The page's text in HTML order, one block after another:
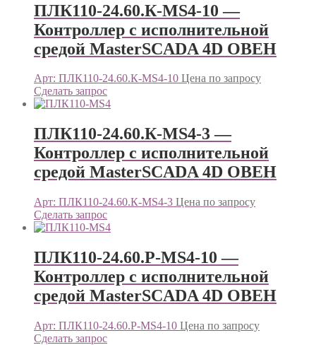
ПЛК110-24.60.К-МS4-10 —
Контроллер c исполнительной
средой MasterSCADA 4D ОВЕН
Арт: ПЛК110-24.60.К-МS4-10 Цена по запросу
Сделать запрос
ПЛК110-24.60.К-МS4-3 —
Контроллер c исполнительной
средой MasterSCADA 4D ОВЕН
Арт: ПЛК110-24.60.К-МS4-3 Цена по запросу
Сделать запрос
ПЛК110-24.60.Р-МS4-10 —
Контроллер c исполнительной
средой MasterSCADA 4D ОВЕН
Арт: ПЛК110-24.60.Р-МS4-10 Цена по запросу
Сделать запрос